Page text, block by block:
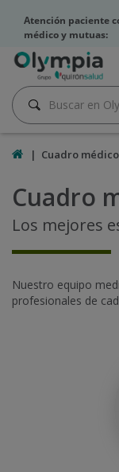
olympia2-
telfs
Atención paciente
médico y mutuas:
Buscar
Buscar
InicioCuadro médico
Cuadro
médico
Cuadro
Los mejores
Nuestro equipo
profesionales de